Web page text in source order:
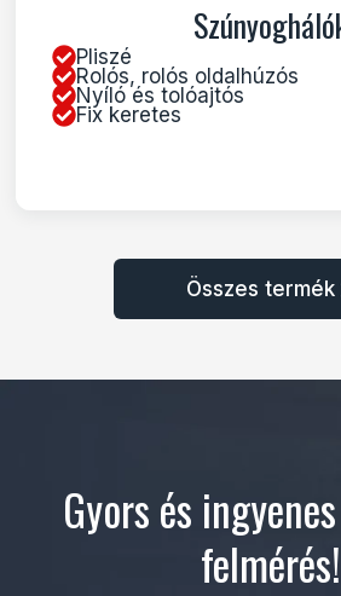
Pliszé
Rolós, rolós oldalhúzós
Nyíló és tolóajtós
Fix keretes
Összes termék
Gyors és
felmérés!